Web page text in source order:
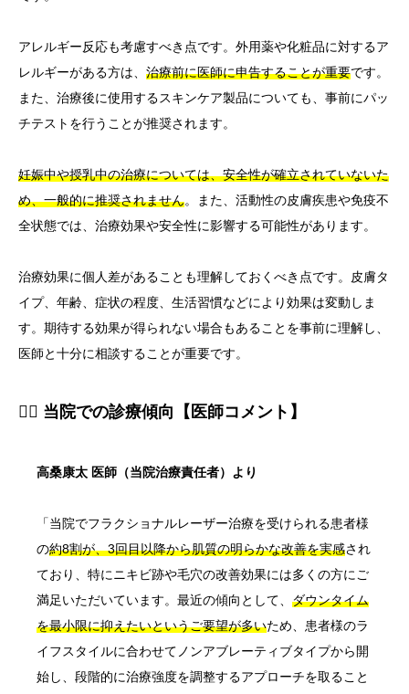
アレルギー反応も考慮すべき点です。外用薬や化粧品に対するア
レルギーがある方は、 治療前に医師に申告することが重要です。
また、治療後に使用するスキンケア製品についても、事前にパッ
チテストを行うことが推奨されます。
妊娠中や授乳中の治療については、安全性が確立されていないた
め、一般的に推奨されません。また、活動性の皮膚疾患や免疫不
全状態では、治療効果や安全性に影響する可能性があります。
治療効果に個人差があることも理解しておくべき点です。皮膚タ
イプ、年齢、症状の程度、生活習慣などにより効果は変動しま
す。期待する効果が得られない場合もあることを事前に理解し、
医師と十分に相談することが重要です。
👨‍⚕️ 当院での診療傾向【医師コメント】
高桑康太 医師（当院治療責任者）より
「当院でフラクショナルレーザー治療を受けられる患者様
の約8割が、3回目以降から肌質の明らかな改善を実感され
ており、特にニキビ跡や毛穴の改善効果には多くの方にご
満足いただいています。最近の傾向として、 ダウンタイム
を最小限に抑えたいというご要望が多いため、患者様のラ
イフスタイルに合わせてノンアブレーティブタイプから開
始し、段階的に治療強度を調整するアプローチを取ること